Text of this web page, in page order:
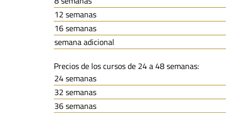
12 semanas
16 semanas
semana adicional
Precios de los cursos de 24 a 48 semanas:
24 semanas
32 semanas
36 semanas